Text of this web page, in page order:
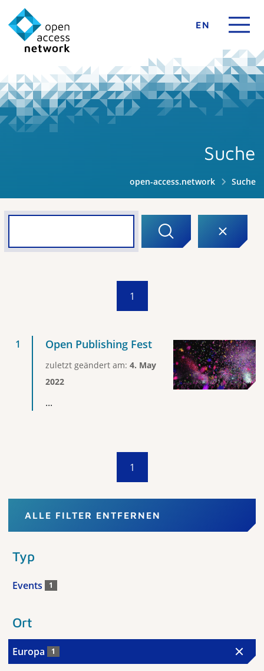
EN
Suche
open-access.network Suche
1
Open Publishing Fest
zuletzt geändert am: 4. May
2022
...
1
ALLE FILTER ENTFERNEN
Typ
Events 1
Ort
Europa 1